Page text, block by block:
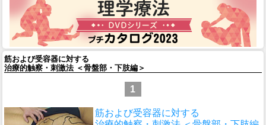
筋および受容器に対する
治療的触察・刺激法 ＜骨盤部・下肢編＞
1
筋および受容器に対する